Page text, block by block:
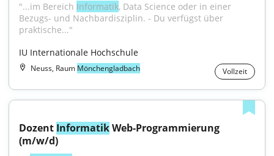
"...im Bereich Informatik, Data Science oder in einer
Bezugs- und Nachbardisziplin. - Du verfügst über
praktische..."
IU Internationale Hochschule
Neuss, Raum Mönchengladbach Vollzeit
Dozent Informatik Web-Programmierung
(m/w/d)